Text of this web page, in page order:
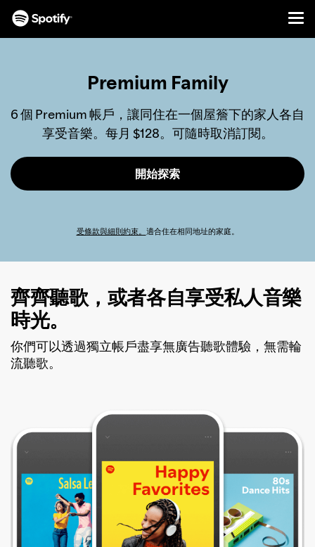
Premium Family
6 個 Premium 帳戶，讓同住在一個屋簷下的家人各自
享受音樂。每月 $128。可隨時取消訂閱。
開始探索
受條款與細則約束。 適合住在相同地址的家庭。
齊齊聽歌，或者各自享受私人音樂
時光。
你們可以透過獨立帳戶盡享無廣告聽歌體驗，無需輪
流聽歌。